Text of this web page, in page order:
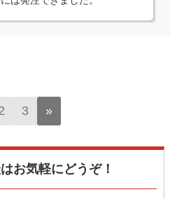
3 »
お気軽にどうぞ！